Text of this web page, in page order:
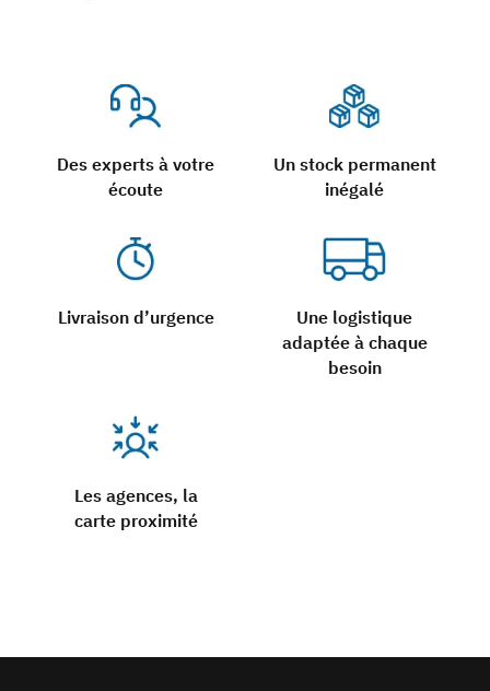
Des experts à votre
écoute
Un stock permanent
inégalé
Livraison d’urgence
Une logistique
adaptée à chaque
besoin
Les agences, la
carte proximité